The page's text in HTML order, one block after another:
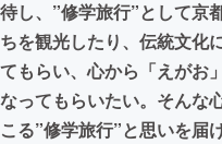
まちづくり・地
CAMPFIRE for
CAMPFIREふるさと
待し、”修学旅行”として京
ちを観光したり、伝統文化
てもらい、心から「えがお
なってもらいたい。そんな
こる”修学旅行”と思いを届